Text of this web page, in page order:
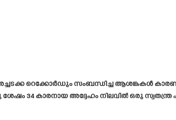
റെക്കോർഡും സംബന്ധിച്ച ആശങ്കകൾ കാരണം
34 കാരനായ അദ്ദേഹം നിലവിൽ ഒരു സ്വതന്ത്ര